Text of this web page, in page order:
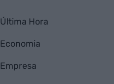
Última Hora
Economia
Empresa